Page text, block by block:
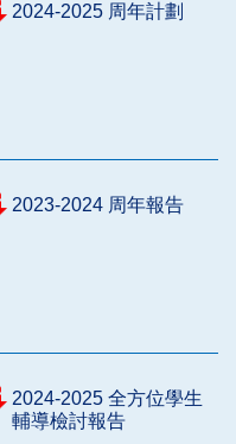
2024-2025 周年計劃
2023-2024 周年報告
2024-2025 全方位學生
輔導檢討報告